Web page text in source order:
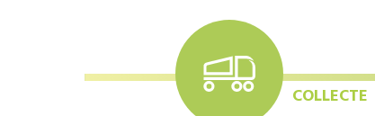
COLLECTE